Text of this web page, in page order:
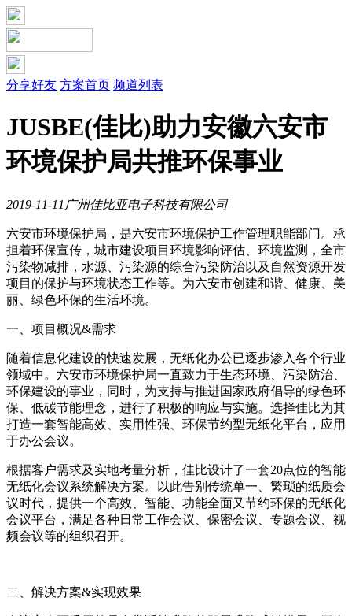
分享好友 方案首页 频道列表
JUSBE(佳比)助力安徽六安市
环境保护局共推环保事业
2019-11-11 广州佳比亚电子科技有限公司
六安市环境保护局，是六安市环境保护工作管理职能部门。承
担着环保宣传，城市建设项目环境影响评估、环境监测，全市
污染物减排，水源、污染源的综合污染防治以及自然资源开发
项目的保护与环境状态工作等。为六安市创建和谐、健康、美
丽、绿色环保的生活环境。
一、项目概况&需求
随着信息化建设的快速发展，无纸化办公已逐步渗入各个行业
领域中。六安市环境保护局一直致力于生态环境、污染防治、
环保建设的事业，同时，为支持与推进国家政府倡导的绿色环
保、低碳节能理念，进行了积极的响应与实施。选择佳比为其
打造一套智能高效、实用性强、环保节约型无纸化平台，应用
于办公会议。
根据客户需求及实地考量分析，佳比设计了一套20点位的智能
无纸化会议系统解决方案。以此告别传统单一、繁琐的纸质会
议时代，提供一个高效、智能、功能全面又节约环保的无纸化
会议平台，满足各种日常工作会议、保密会议、专题会议、视
频会议等的组织召开。
二、解决方案&实现效果